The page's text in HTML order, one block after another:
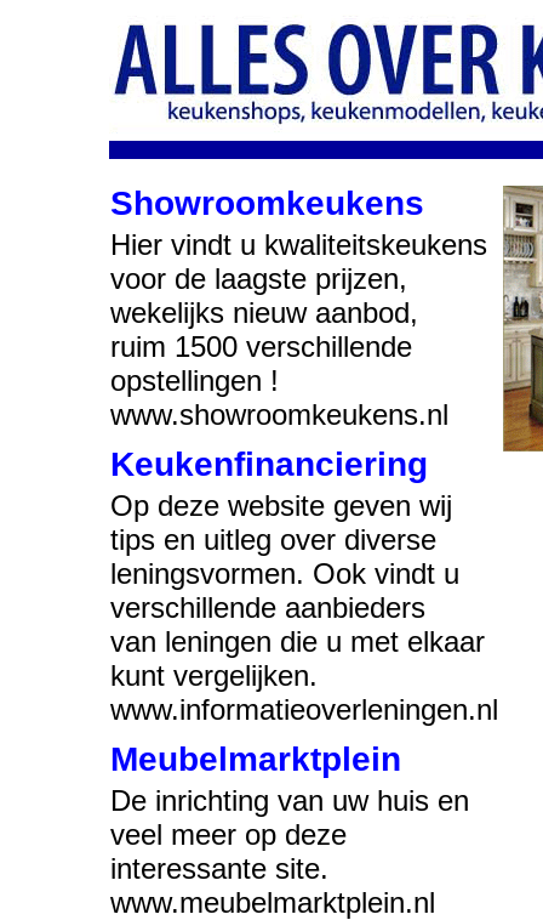
Showroomkeukens
Hier vindt u kwaliteitskeukens
voor de laagste prijzen,
wekelijks nieuw aanbod,
ruim 1500 verschillende
opstellingen !
www.showroomkeukens.nl
Keukenfinanciering
Op deze website geven wij
tips en uitleg over diverse
leningsvormen. Ook vindt u
verschillende aanbieders
van leningen die u met elkaar
kunt vergelijken.
www.informatieoverleningen.nl
Meubelmarktplein
De inrichting van uw huis en
veel meer op deze
interessante site.
www.meubelmarktplein.nl